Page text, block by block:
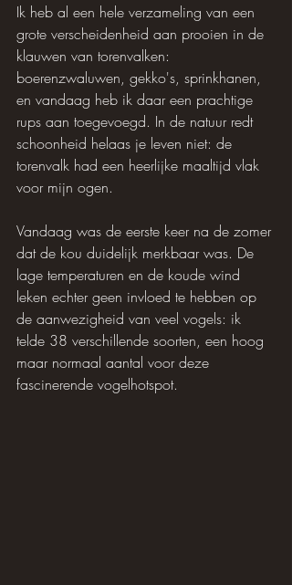
Ik heb al een hele verzameling van een
grote verscheidenheid aan prooien in de
klauwen van torenvalken:
boerenzwaluwen, gekko's, sprinkhanen,
en vandaag heb ik daar een prachtige
rups aan toegevoegd. In de natuur redt
schoonheid helaas je leven niet: de
torenvalk had een heerlijke maaltijd vlak
voor mijn ogen.
Vandaag was de eerste keer na de zomer
dat de kou duidelijk merkbaar was. De
lage temperaturen en de koude wind
leken echter geen invloed te hebben op
de aanwezigheid van veel vogels: ik
telde 38 verschillende soorten, een hoog
maar normaal aantal voor deze
fascinerende vogelhotspot.